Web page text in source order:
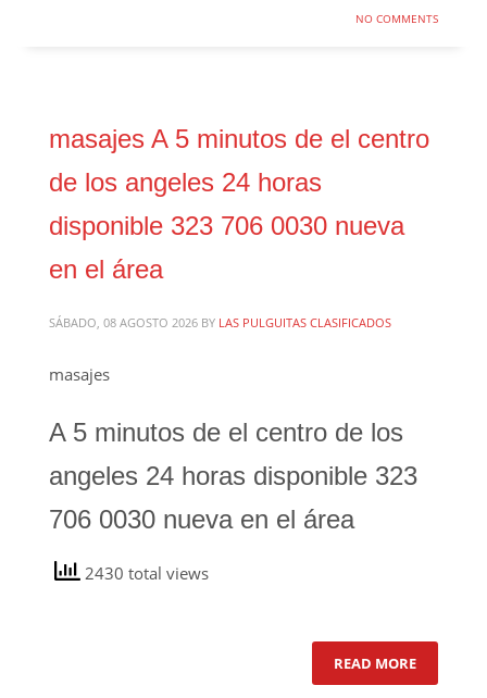
NO COMMENTS
masajes A 5 minutos de el centro
de los angeles 24 horas
disponible 323 706 0030 nueva
en el área
SÁBADO, 08 AGOSTO 2026 BY LAS PULGUITAS CLASIFICADOS
masajes
A 5 minutos de el centro de los
angeles 24 horas disponible 323
706 0030 nueva en el área
2430 total views
READ MORE